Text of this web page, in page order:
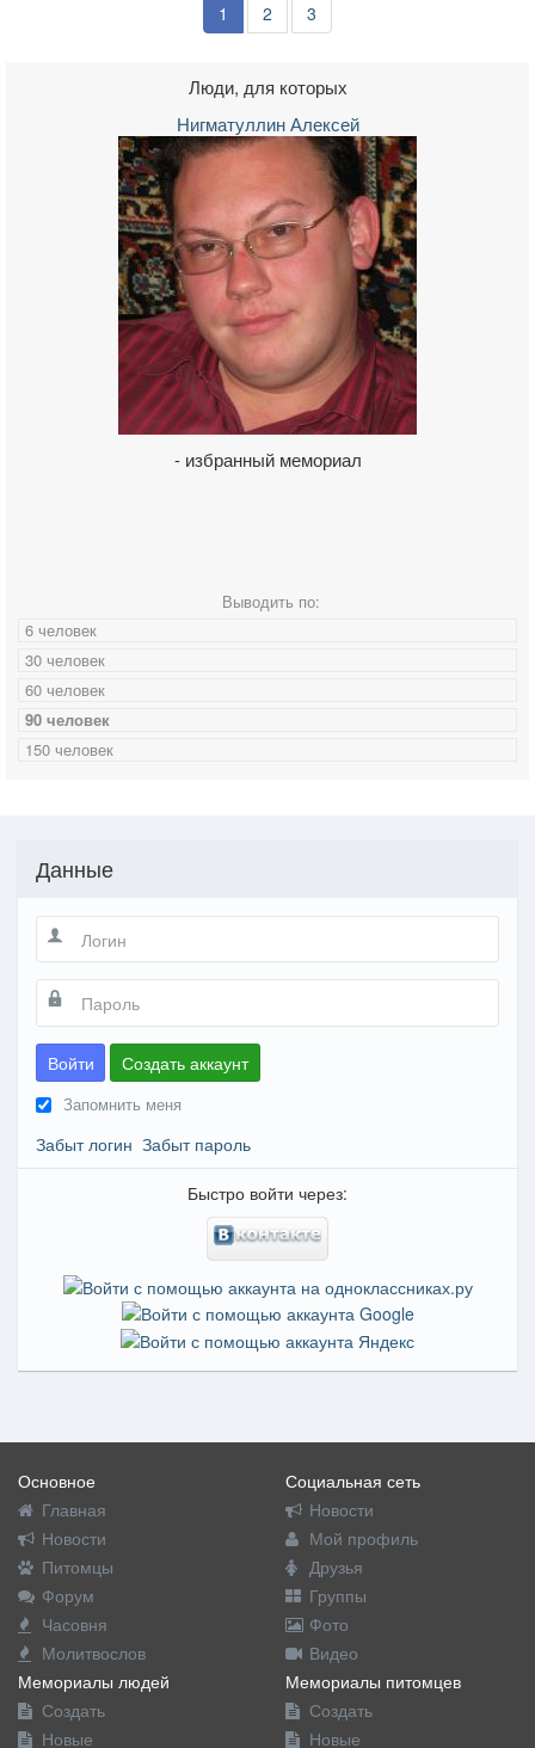
1 2 3
Люди, для которых
Нигматуллин Алексей
- избранный мемориал
Выводить по:
6 человек
30 человек
60 человек
90 человек
150 человек
Данные
Войти Создать аккаунт
Запомнить меня
Забыт логин Забыт пароль
Быстро войти через:
Основное
Главная
Новости
Питомцы
Форум
Часовня
Молитвослов
Социальная сеть
Новости
Мой профиль
Друзья
Группы
Фото
Видео
Мемориалы людей
Создать
Новые
Мемориалы питомцев
Создать
Новые